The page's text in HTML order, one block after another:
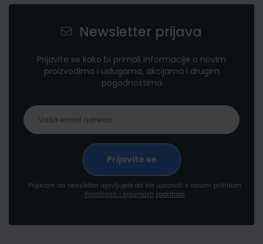
Newsletter prijava
Prijavite se kako bi primali informacije o novim
proizvodima i uslugama, akcijama i drugim
pogodnostima
Prijavom na newsletter izjavljujete da ste upoznati s našom politikom
Privatnosti i sigurnosti podataka